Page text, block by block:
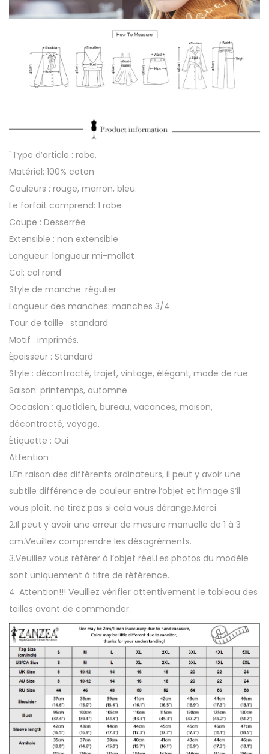
n
u
e
s
l
e
"Type d’article : robe.
Matériel: 100% coton
Couleurs : rouge, marron, bleu.
Le forfait comprend: 1 robe
Coupe : Desserrée
Extensible : non extensible
Longueur: longueur mi-mollet
Col: col rond
Style de manche: régulier
Longueur des manches: manches 3/4
Tour de taille : standard
Motif : imprimés.
Épaisseur : Standard
Style : décontracté, trajet, vintage, élégant, mode de rue.
Saison: printemps, automne
Occasion : quotidien, bureau, vacances, maison,
décontracté, voyage.
Étiquette : Oui
Attention :
1.En raison des différents ordinateurs, il peut y avoir une
subtile différence de couleur entre l’objet et l’image.S’il
vous plaît, ne tirez pas si cela vous dérange.Merci.
2.Il peut y avoir une erreur de mesure manuelle de 1 à 3
cm.Veuillez comprendre les désagréments.
3.Veuillez vous référer à l’objet réel.Les photos du modèle
sont uniquement à titre de référence.
4. Attention!!! Veuillez vérifier attentivement le tableau des
tailles avant de commander.